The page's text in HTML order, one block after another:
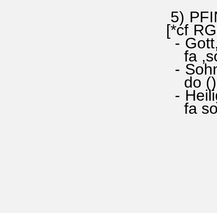
5)
[*cf
-
fa
-
do ()
-
fa